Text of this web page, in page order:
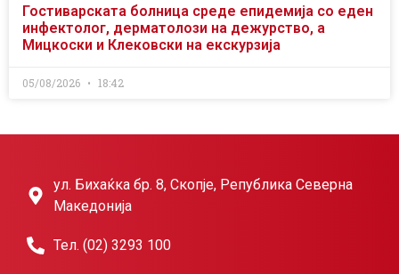
Гостиварската болница среде епидемија со еден
инфектолог, дерматолози на дежурство, а
Мицкоски и Клековски на екскурзија
05/08/2026 18:42
ул. Бихаќка бр. 8, Скопје, Република Северна
Македонија
Тел. (02) 3293 100